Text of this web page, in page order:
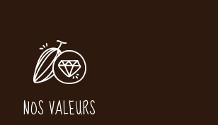
NOS VALEURS